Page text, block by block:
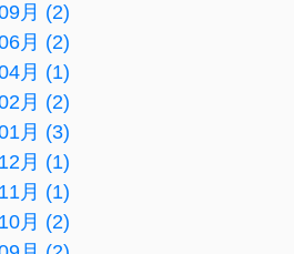
月 (2)
月 (2)
月 (1)
月 (2)
月 (3)
月 (1)
月 (1)
月 (2)